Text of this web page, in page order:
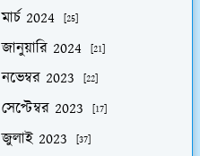
মার্চ 2024 [25]
জানুয়ারি 2024 [21]
নভেম্বর 2023 [22]
সেপ্টেম্বর 2023 [17]
জুলাই 2023 [37]